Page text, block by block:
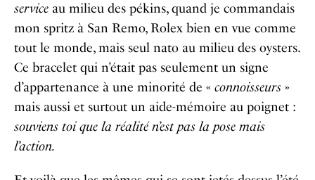
service au milieu des pékins, quand je commandais
mon spritz à San Remo, Rolex bien en vue comme
tout le monde, mais seul nato au milieu des oysters.
Ce bracelet qui n’était pas seulement un signe
d’appartenance à une minorité de « connoisseurs »
mais aussi et surtout un aide-mémoire au poignet :
souviens toi que la réalité n’est pas la pose mais
l’action.